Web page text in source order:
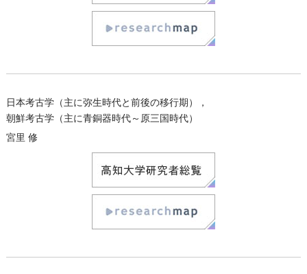
日本考古学（主に弥生時代と前後の移行期），
朝鮮考古学（主に青銅器時代～原三国時代）
宮里 修